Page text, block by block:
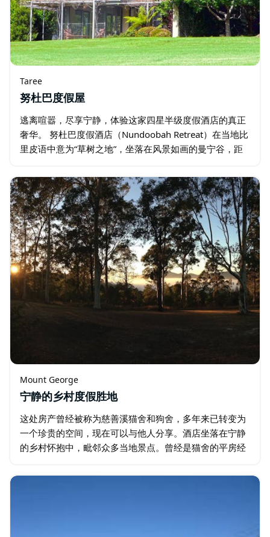
Taree
努杜巴度假屋
逃离喧嚣，尽享宁静，体验这家四星半级度假酒店的真正
奢华。 努杜巴度假酒店（Nundoobah Retreat）在当地比
里皮语中意为“草树之地”，坐落在风景如画的曼宁谷，距
您提供远离尘嚣的静谧之所…
Mount George
宁静的乡村度假胜地
这处房产曾经被称为慈善溪猫舍和狗舍，多年来已转变为
一个珍贵的空间，现在可以与他人分享。酒店坐落在宁静
的乡村怀抱中，毗邻众多当地景点。曾经是猫舍的平房经
一间浴室，配有淋浴、马桶和盥洗盆。…